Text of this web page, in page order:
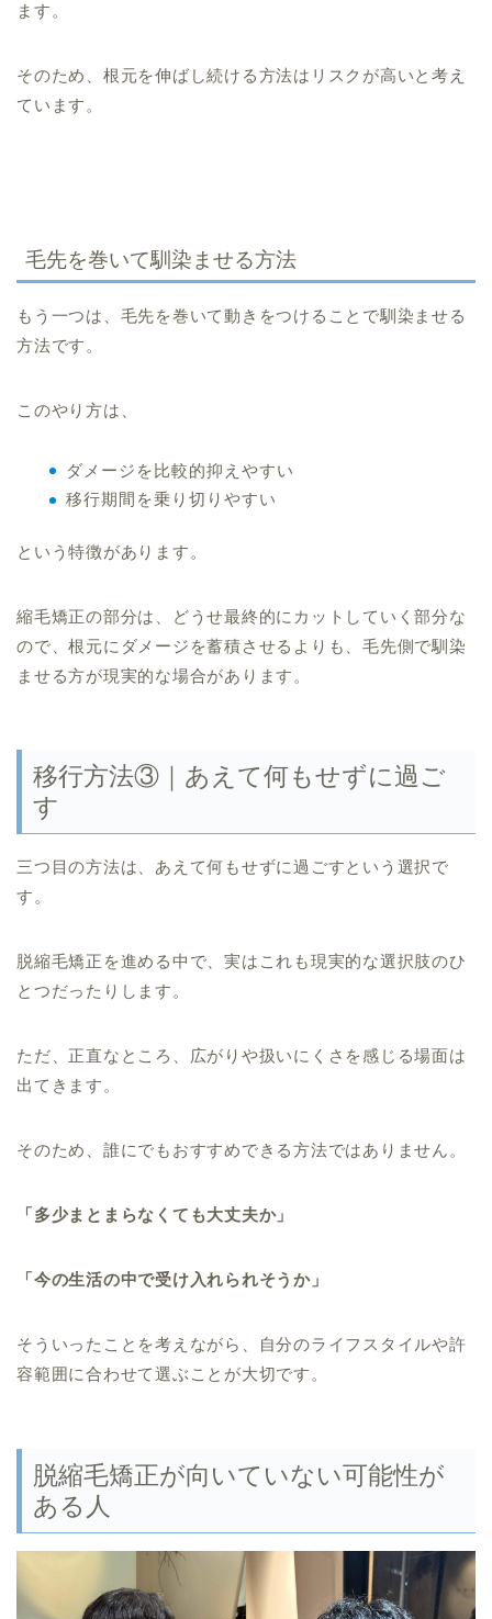
ます。
そのため、根元を伸ばし続ける方法はリスクが高いと考え
ています。
毛先を巻いて馴染ませる方法
もう一つは、毛先を巻いて動きをつけることで馴染ませる
方法です。
このやり方は、
ダメージを比較的抑えやすい
移行期間を乗り切りやすい
という特徴があります。
縮毛矯正の部分は、どうせ最終的にカットしていく部分な
ので、根元にダメージを蓄積させるよりも、毛先側で馴染
ませる方が現実的な場合があります。
移行方法③｜あえて何もせずに過ご
す
三つ目の方法は、あえて何もせずに過ごすという選択で
す。
脱縮毛矯正を進める中で、実はこれも現実的な選択肢のひ
とつだったりします。
ただ、正直なところ、広がりや扱いにくさを感じる場面は
出てきます。
そのため、誰にでもおすすめできる方法ではありません。
「多少まとまらなくても大丈夫か」
「今の生活の中で受け入れられそうか」
そういったことを考えながら、自分のライフスタイルや許
容範囲に合わせて選ぶことが大切です。
脱縮毛矯正が向いていない可能性が
ある人